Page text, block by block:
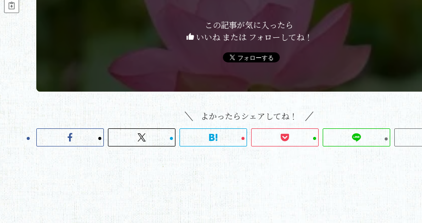
この記事が気に入ったら
いいね または フォローしてね！
よかったらシェアしてね！